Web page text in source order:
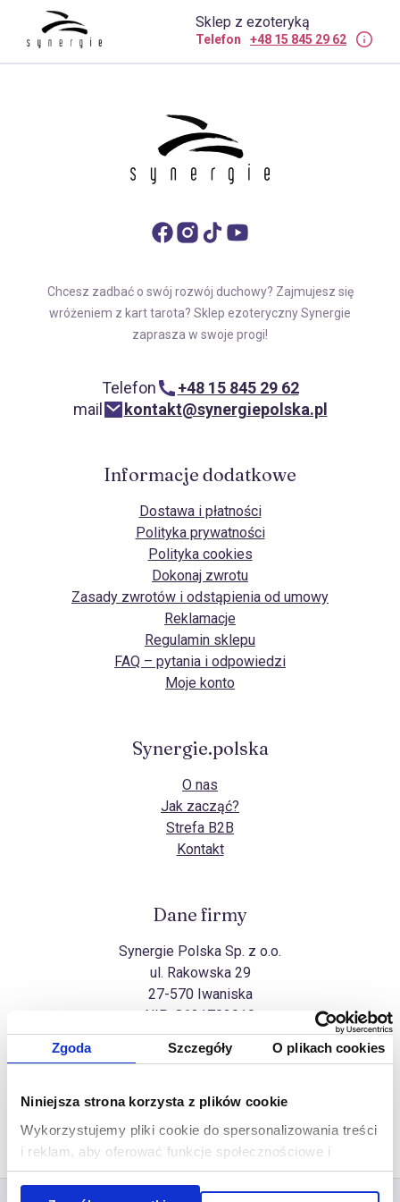
Zgoda Szczegóły O plikach cookies
Niniejsza strona korzysta z plików cookie
Wykorzystujemy pliki cookie do spersonalizowania treści
i reklam, aby oferować funkcje społecznościowe i
analizować ruch w naszej witrynie. Informacje o tym, jak
korzystasz z naszej witryny, udostępniamy partnerom
Sklep z ezoteryką
Telefon +48 15 845 29 62
Chcesz zadbać o swój rozwój duchowy? Zajmujesz się
wróżeniem z kart tarota? Sklep ezoteryczny Synergie
zaprasza w swoje progi!
Telefon
+48 15 845 29 62
mail
kontakt@synergiepolska.pl
Informacje dodatkowe
Dostawa i płatności
Polityka prywatności
Polityka cookies
Dokonaj zwrotu
Zasady zwrotów i odstąpienia od umowy
Reklamacje
Regulamin sklepu
FAQ – pytania i odpowiedzi
Moje konto
Synergie.polska
O nas
Jak zacząć?
Strefa B2B
Kontakt
Dane firmy
Synergie Polska Sp. z o.o.
ul. Rakowska 29
27-570 Iwaniska
NIP: 8631703910
Wszelkie prawa zastrzeżone
RealizacjaIdeo Force&Ideo